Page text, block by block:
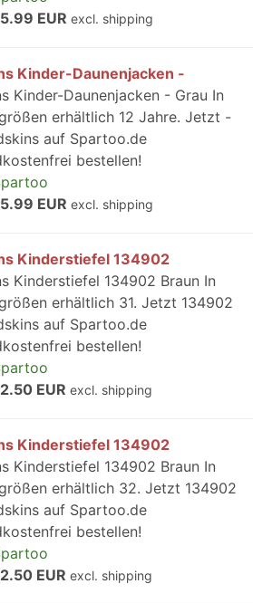
EUR excl. shipping
Kinder-Daunenjacken -
Kinder-Daunenjacken - Grau In
erhältlich 12 Jahre. Jetzt -
auf Spartoo.de
bestellen!
EUR excl. shipping
Kinderstiefel 134902
Kinderstiefel 134902 Braun In
erhältlich 31. Jetzt 134902
auf Spartoo.de
bestellen!
EUR excl. shipping
Kinderstiefel 134902
Kinderstiefel 134902 Braun In
erhältlich 32. Jetzt 134902
auf Spartoo.de
bestellen!
EUR excl. shipping